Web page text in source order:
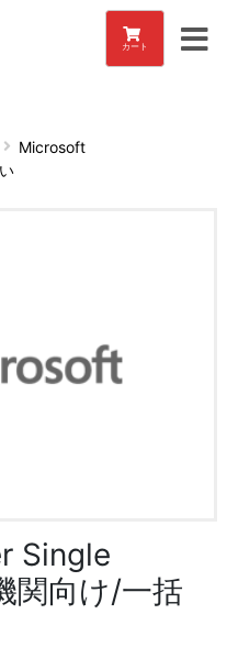
カート
Microsoft
Single
関向け/一括